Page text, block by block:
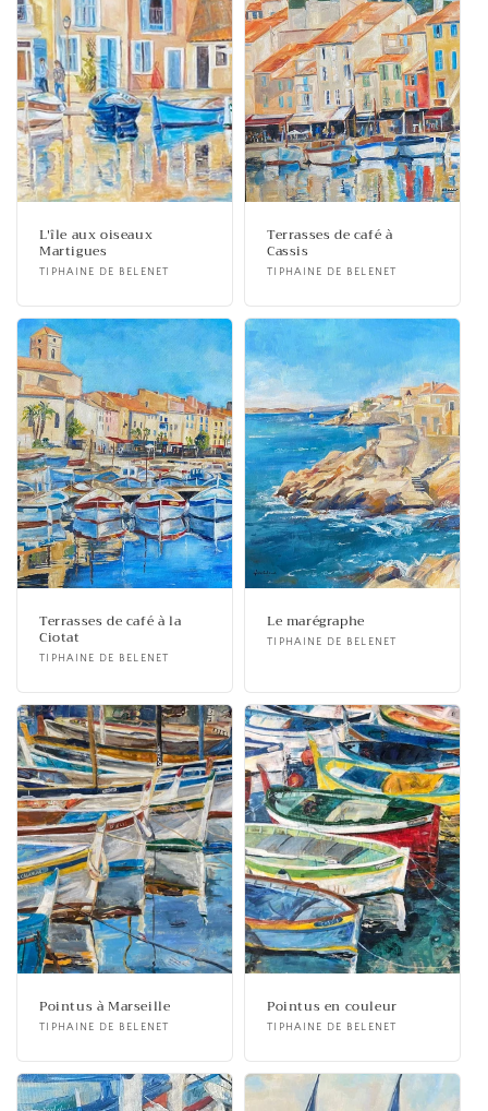
L'île aux oiseaux
Martigues
Fournisseur :
TIPHAINE DE BELENET
Terrasses de café à
Cassis
Fournisseur :
TIPHAINE DE BELENET
Terrasses de café à la
Ciotat
Fournisseur :
TIPHAINE DE BELENET
Le marégraphe
Fournisseur :
TIPHAINE DE BELENET
Pointus à Marseille
Fournisseur :
TIPHAINE DE BELENET
Pointus en couleur
Fournisseur :
TIPHAINE DE BELENET